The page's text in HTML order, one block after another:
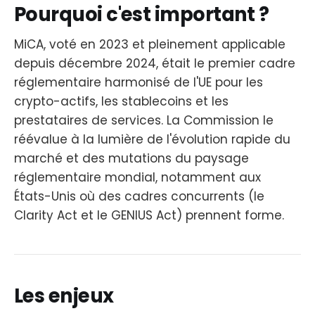
Pourquoi c'est important ?
MiCA, voté en 2023 et pleinement applicable
depuis décembre 2024, était le premier cadre
réglementaire harmonisé de l'UE pour les
crypto-actifs, les stablecoins et les
prestataires de services. La Commission le
réévalue à la lumière de l'évolution rapide du
marché et des mutations du paysage
réglementaire mondial, notamment aux
États-Unis où des cadres concurrents (le
Clarity Act et le GENIUS Act) prennent forme.
Les enjeux